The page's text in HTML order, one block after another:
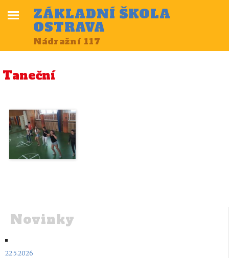
ZÁKLADNÍ ŠKOLA
OSTRAVA
Nádražní 117
Taneční
Novinky
22.5.2026